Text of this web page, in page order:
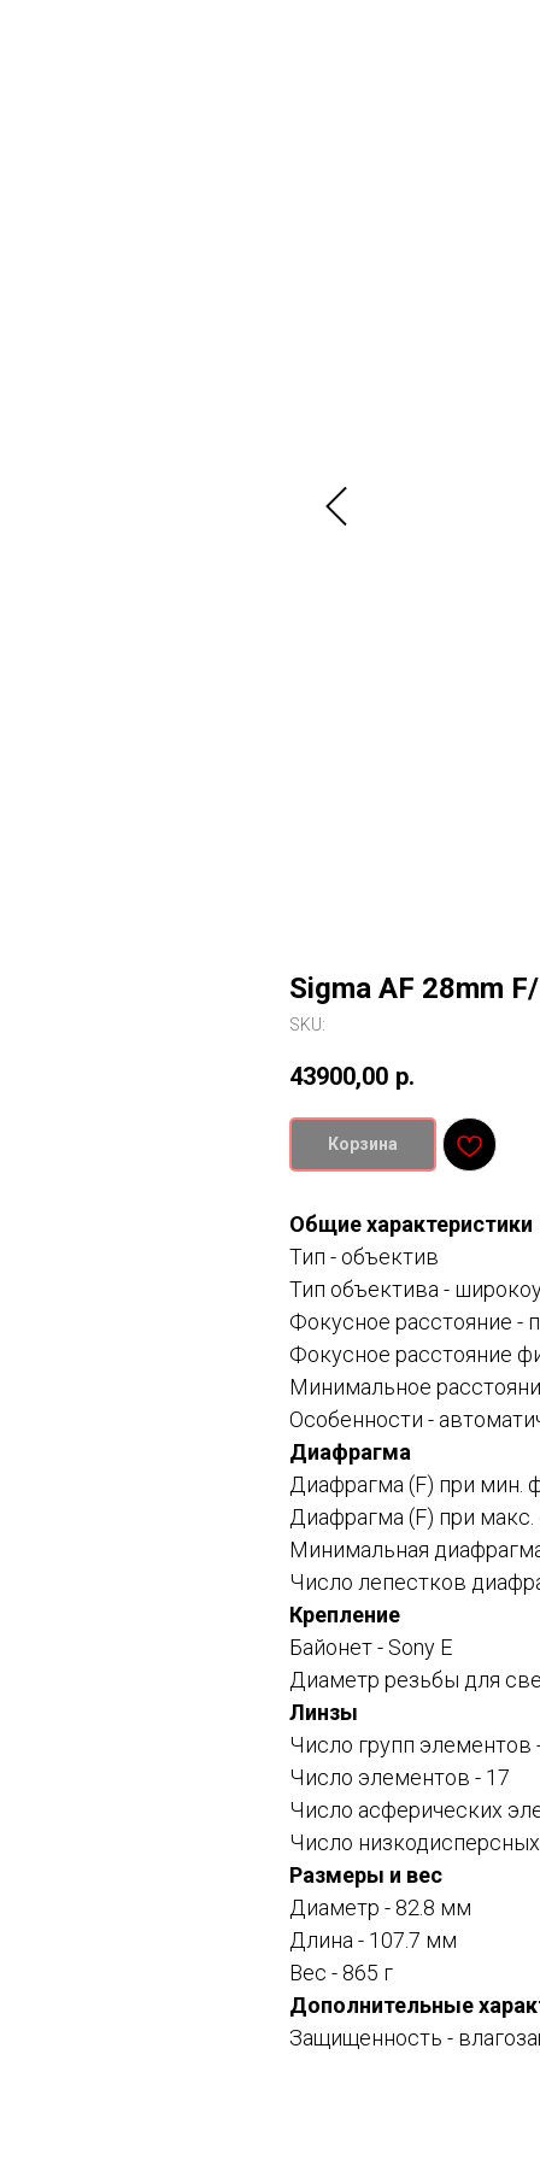
Sigma AF 28mm
SKU:
43900,00 р.
Корзина
Общие характеристики
Тип - объектив
Тип объектива -
Фокусное расстояние -
Фокусное расстояние
Минимальное
Особенности -
Диафрагма
Диафрагма (F) при мин.
Диафрагма (F) при
Минимальная
Число лепестков
Крепление
Байонет - Sony E
Диаметр резьбы для
Линзы
Число групп элементов
Число элементов - 17
Число асферических
Число
Размеры и вес
Диаметр - 82.8 мм
Длина - 107.7 мм
Вес - 865 г
Дополнительные
Защищенность -